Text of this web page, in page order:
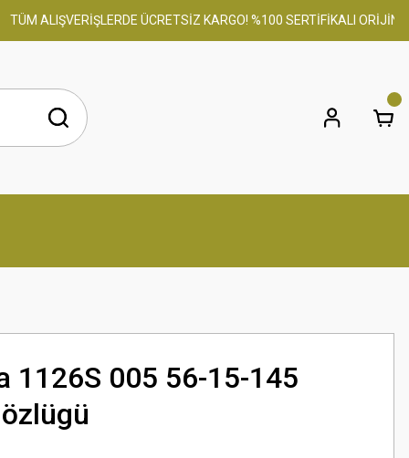
ALIŞVERİŞLERDE ÜCRETSİZ KARGO! %100 SERTİFİKALI ORİJİNAL
1126S 005 56-15-145